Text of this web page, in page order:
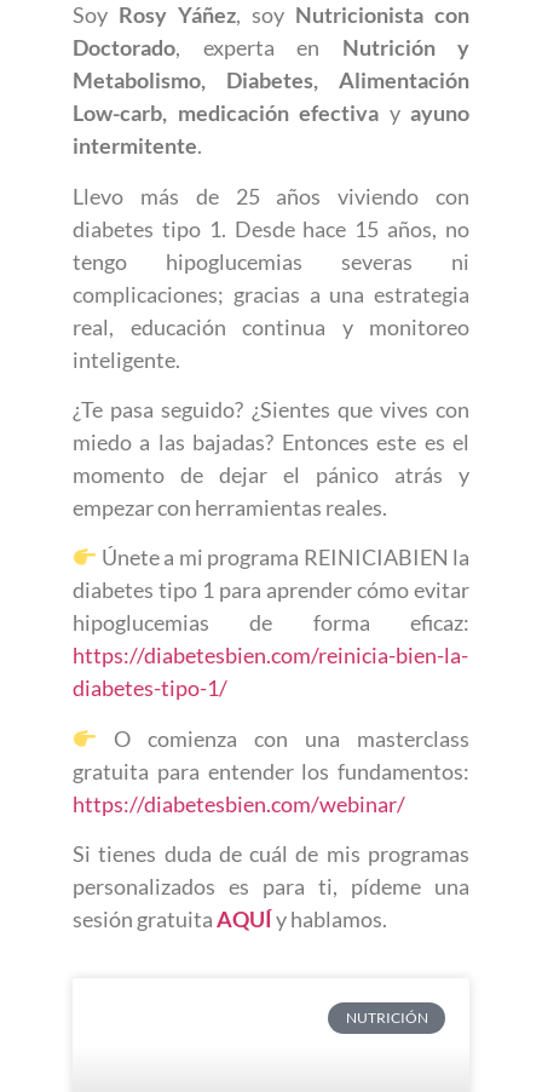
Soy Rosy Yáñez, soy Nutricionista con
Doctorado, experta en Nutrición y
Metabolismo, Diabetes, Alimentación
Low-carb, medicación efectiva y ayuno
intermitente.
Llevo más de 25 años viviendo con
diabetes tipo 1. Desde hace 15 años, no
tengo hipoglucemias severas ni
complicaciones; gracias a una estrategia
real, educación continua y monitoreo
inteligente.
¿Te pasa seguido? ¿Sientes que vives con
miedo a las bajadas? Entonces este es el
momento de dejar el pánico atrás y
empezar con herramientas reales.
Únete a mi programa REINICIABIEN la
diabetes tipo 1 para aprender cómo evitar
hipoglucemias de forma eficaz:
https://diabetesbien.com/reinicia-bien-la-
diabetes-tipo-1/
O comienza con una masterclass
gratuita para entender los fundamentos:
https://diabetesbien.com/webinar/
Si tienes duda de cuál de mis programas
personalizados es para ti, pídeme una
sesión gratuitaAQUÍy hablamos.
NUTRICIÓN